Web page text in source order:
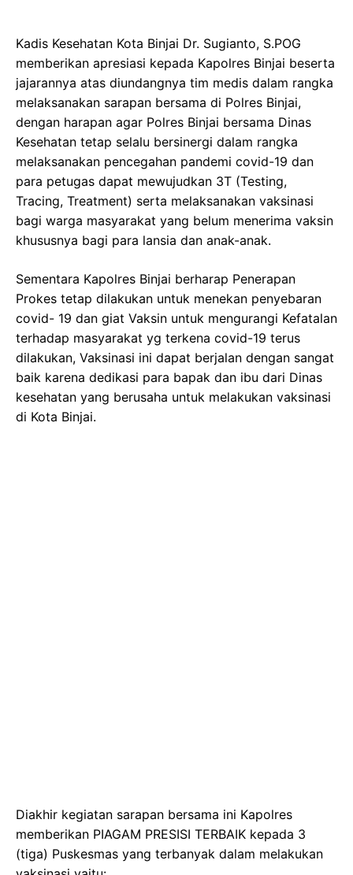
Kadis Kesehatan Kota Binjai Dr. Sugianto, S.POG
memberikan apresiasi kepada Kapolres Binjai beserta
jajarannya atas diundangnya tim medis dalam rangka
melaksanakan sarapan bersama di Polres Binjai,
dengan harapan agar Polres Binjai bersama Dinas
Kesehatan tetap selalu bersinergi dalam rangka
melaksanakan pencegahan pandemi covid-19 dan
para petugas dapat mewujudkan 3T (Testing,
Tracing, Treatment) serta melaksanakan vaksinasi
bagi warga masyarakat yang belum menerima vaksin
khususnya bagi para lansia dan anak-anak.
Sementara Kapolres Binjai berharap Penerapan
Prokes tetap dilakukan untuk menekan penyebaran
covid- 19 dan giat Vaksin untuk mengurangi Kefatalan
terhadap masyarakat yg terkena covid-19 terus
dilakukan, Vaksinasi ini dapat berjalan dengan sangat
baik karena dedikasi para bapak dan ibu dari Dinas
kesehatan yang berusaha untuk melakukan vaksinasi
di Kota Binjai.
Diakhir kegiatan sarapan bersama ini Kapolres
memberikan PIAGAM PRESISI TERBAIK kepada 3
(tiga) Puskesmas yang terbanyak dalam melakukan